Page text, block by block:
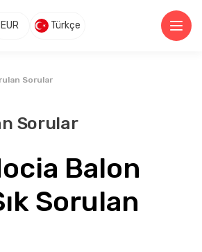
EUR Türkçe
Sorular
Sorular
Balon
Sorulan